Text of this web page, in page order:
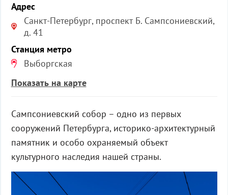
Адрес
Санкт-Петербург, проспект Б. Сампсониевский,
д. 41
Станция метро
Выборгская
Показать на карте
Сампсониевский собор – одно из первых
сооружений Петербурга, историко-архитектурный
памятник и особо охраняемый объект
культурного наследия нашей страны.